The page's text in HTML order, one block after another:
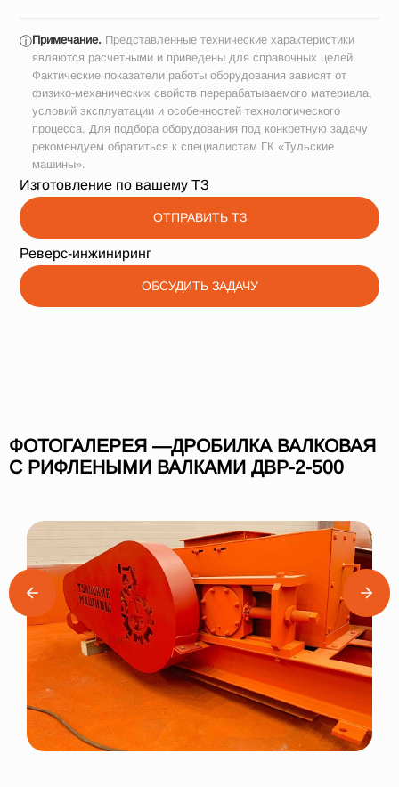
ⓘПримечание. Представленные технические характеристики
являются расчетными и приведены для справочных целей.
Фактические показатели работы оборудования зависят от
физико-механических свойств перерабатываемого материала,
условий эксплуатации и особенностей технологического
процесса. Для подбора оборудования под конкретную задачу
рекомендуем обратиться к специалистам ГК «Тульские
машины».
Изготовление по вашему ТЗ
ОТПРАВИТЬ ТЗ
Реверс-инжиниринг
ОБСУДИТЬ ЗАДАЧУ
ФОТОГАЛЕРЕЯ —ДРОБИЛКА ВАЛКОВАЯ
С РИФЛЕНЫМИ ВАЛКАМИ ДВР-2-500